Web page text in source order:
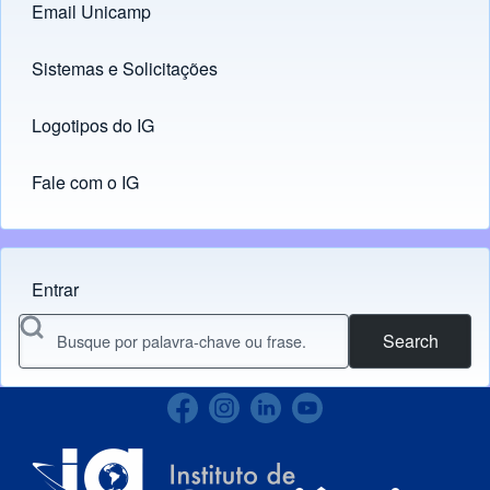
Links
Email Unicamp
(opens in new tab)
Sistemas e Solicitações
(opens in new tab)
Logotipos do IG
(opens in new tab)
Fale com o IG
Menu do usuário
Entrar
Search